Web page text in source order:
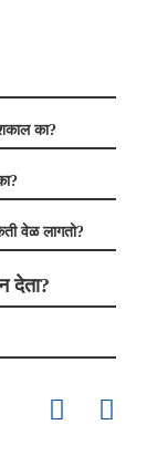
का?
वेळ लागतो?
देता?